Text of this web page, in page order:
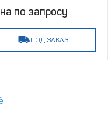
по запросу
ПОД ЗАКАЗ